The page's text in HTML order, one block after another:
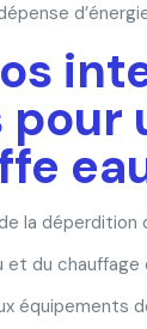
pour
la déperdition
et du chauffage
équipements